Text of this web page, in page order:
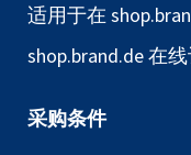
适用于在
shop.brand.de 在
采购条件